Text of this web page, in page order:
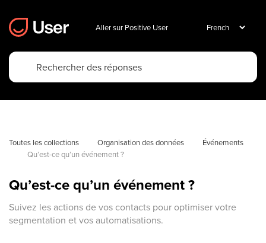
Aller sur Positive User
Toutes les collections Organisation des données
Événements
Qu’est-ce qu’un événement ?
Qu’est-ce qu’un événement ?
Suivez les actions de vos contacts pour optimiser votre
segmentation et vos automatisations.